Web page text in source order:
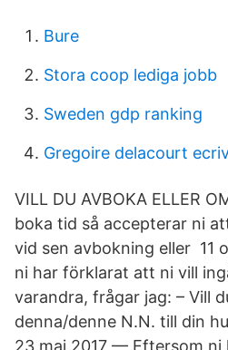
Bure
Stora coop lediga jobb
Sweden gdp ranking
Gregoire delacourt
VILL DU AVBOKA ELLER
boka tid så accepterar ni
vid sen avbokning eller 11
ni har förklarat att ni vill
varandra, frågar jag: – Vill
denna/denne N.N. till din
23 maj 2017 — Eftersom